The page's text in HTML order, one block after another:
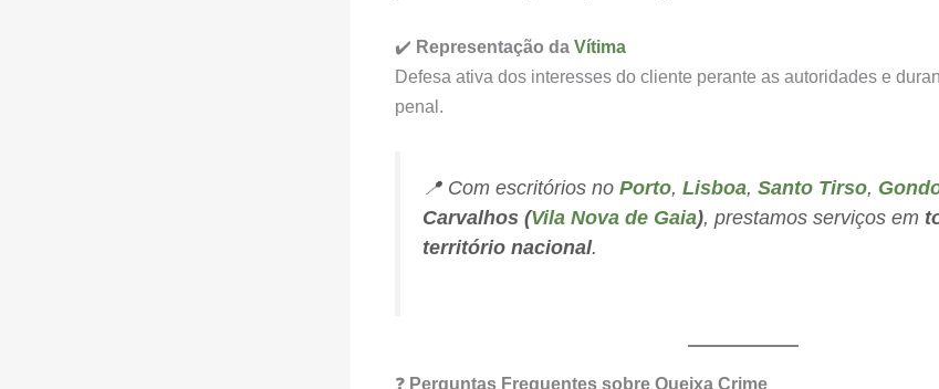
✔️ Representação da Vítima
Defesa ativa dos interesses do cliente perante as autoridades e
penal.
📍 Com escritórios no Porto, Lisboa, Santo Tirso,
Carvalhos (Vila Nova de Gaia), prestamos serviços em
território nacional.
❓ Perguntas Frequentes sobre Queixa Crime